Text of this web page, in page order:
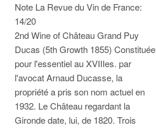
Note La Revue du Vin de France:
14/20
2nd Wine of Château Grand Puy
Ducas (5th Growth 1855) Constituée
pour l'essentiel au XVIIIes. par
l'avocat Arnaud Ducasse, la
propriété a pris son nom actuel en
1932. Le Château regardant la
Gironde date, lui, de 1820. Trois